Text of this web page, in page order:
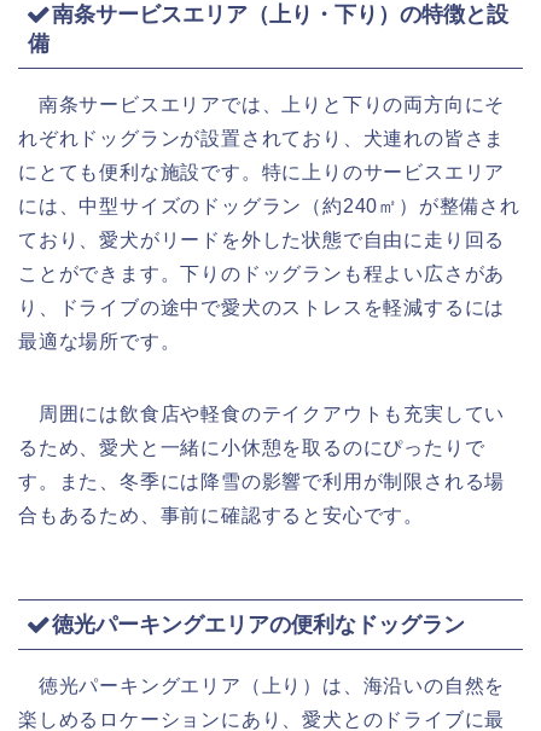
南条サービスエリア（上り・下り）の特徴と設
備
南条サービスエリアでは、上りと下りの両方向にそ
れぞれドッグランが設置されており、犬連れの皆さま
にとても便利な施設です。特に上りのサービスエリア
には、中型サイズのドッグラン（約240㎡）が整備され
ており、愛犬がリードを外した状態で自由に走り回る
ことができます。下りのドッグランも程よい広さがあ
り、ドライブの途中で愛犬のストレスを軽減するには
最適な場所です。
周囲には飲食店や軽食のテイクアウトも充実してい
るため、愛犬と一緒に小休憩を取るのにぴったりで
す。また、冬季には降雪の影響で利用が制限される場
合もあるため、事前に確認すると安心です。
徳光パーキングエリアの便利なドッグラン
徳光パーキングエリア（上り）は、海沿いの自然を
楽しめるロケーションにあり、愛犬とのドライブに最